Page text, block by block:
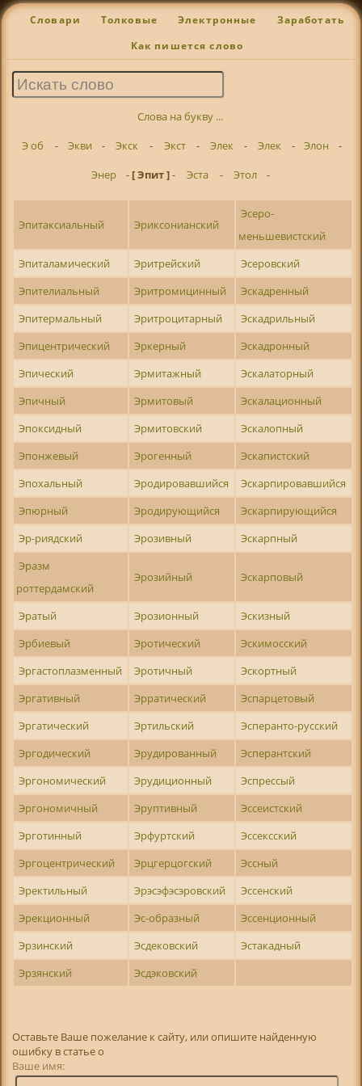
Словари Толковые Электронные Заработать
Как пишется слово
Слова на букву ...
Э об
- Экви - Экск - Экст - Элек - Элек - Элон
-
Энер
- [ Эпит ]- Эста - Этол -
Эпитаксиальный Эриксонианский
Эсеро-
меньшевистский
Эпиталамический
Эритрейский
Эсеровский
Эпителиальный
Эритромицинный
Эскадренный
Эпитермальный
Эритроцитарный
Эскадрильный
Эпицентрический
Эркерный
Эскадронный
Эпический
Эрмитажный
Эскалаторный
Эпичный
Эрмитовый
Эскалационный
Эпоксидный
Эрмитовский
Эскалопный
Эпонжевый
Эрогенный
Эскапистский
Эпохальный
Эродировавшийся
Эскарпировавшийся
Эпюрный
Эродирующийся
Эскарпирующийся
Эр-риядский
Эрозивный
Эскарпный
Эразм
роттердамский
Эрозийный Эскарповый
Эратый Эрозионный
Эскизный
Эрбиевый
Эротический
Эскимосский
Эргастоплазменный
Эротичный
Эскортный
Эргативный
Эрратический
Эспарцетовый
Эргатический
Эртильский
Эсперанто-русский
Эргодический
Эрудированный
Эсперантский
Эргономический
Эрудиционный
Эспрессый
Эргономичный
Эруптивный
Эссеистский
Эрготинный
Эрфуртский
Эссексский
Эргоцентрический
Эрцгерцогский
Эссный
Эректильный
Эрэсэфэсэровский
Эссенский
Эрекционный
Эс-образный
Эссенционный
Эрзинский
Эсдековский
Эстакадный
Эрзянский
Эсдэковский
Оставьте Ваше пожелание к сайту, или опишите найденную
ошибку в статье о
Ваше имя: